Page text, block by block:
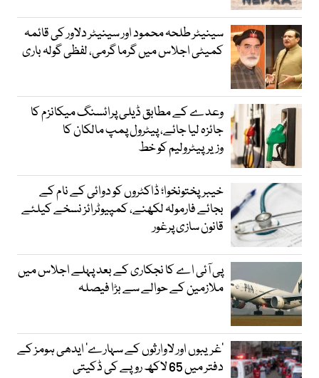
سینیٹر طلحہ محمود اور سینیٹر دلاور کی قائمہ
کمیٹی اجلاس میں گرما گرمی، لفظی گولہ باری
وعدے کے مطابق ڈیلی پرائسنگ میکانزم کا
جائزہ لیا جائے، پیٹرول پمپ مالکان کا
وزیرپیٹرولیم کو خط
خیبرپختونخوا؛ ڈاکٹروں کو دوائی کے نام کے
بجائے فارمولہ لکھنے، کمپیوٹرائز نسخے کیلئے
قانون سازی پرغور
پی آئی اے کا نجکاری کے بعد پہلے اجلاس میں
ملازمین کے حوالے سے بڑا فیصلہ
’غریبوں اور لاوارثوں کے سہارے‘ ایدھی ہومز کے
دفتر میں 65 لاکھ روپے کی ڈکیتی